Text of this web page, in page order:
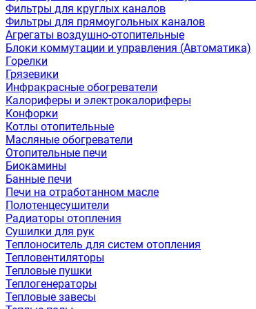
Фильтры для круглых каналов
Фильтры для прямоугольных каналов
Агрегаты воздушно-отопительные
Блоки коммутации и управления (Автоматика)
Горелки
Грязевики
Инфракрасные обогреватели
Калориферы и электрокалориферы
Конфорки
Котлы отопительные
Масляные обогреватели
Отопительные печи
Биокамины
Банные печи
Печи на отработанном масле
Полотенцесушители
Радиаторы отопления
Сушилки для рук
Теплоноситель для систем отопления
Тепловентиляторы
Тепловые пушки
Теплогенераторы
Тепловые завесы